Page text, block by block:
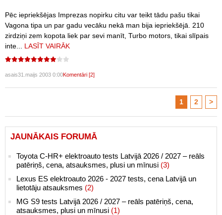
Pēc iepriekšējas Imprezas nopirku citu var teikt tādu pašu tikai
Vagona tipa un par gadu vecāku nekā man bija iepriekšējā. 210
zirdziņi zem kopota liek par sevi manīt, Turbo motors, tikai slīpais
inte... LASĪT VAIRĀK
asais31.maijs 2003 0:00Komentāri [2]
1 2 >
JAUNĀKAIS FORUMĀ
Toyota C-HR+ elektroauto tests Latvijā 2026 / 2027 – reāls
patēriņš, cena, atsauksmes, plusi un mīnusi (3)
Lexus ES elektroauto 2026 - 2027 tests, cena Latvijā un
lietotāju atsauksmes (2)
MG S9 tests Latvijā 2026 / 2027 – reāls patēriņš, cena,
atsauksmes, plusi un mīnusi (1)